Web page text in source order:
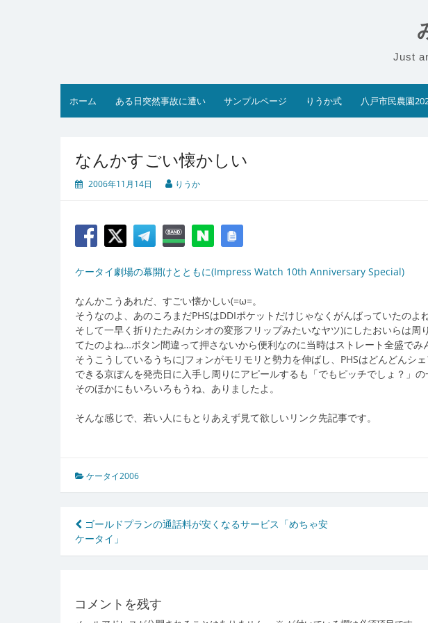
Just
ホーム ある日突然事故に遭い サンプルページ りうか式 八戸市民農園
なんかすごい懐かしい
2006年11月14日 りうか
ケータイ劇場の幕開けとともに(Impress Watch 10th Anniversary Special)
なんかこうあれだ、すごい懐かしい(=ω=。
そうなのよ、あのころまだPHSはDDIポケットだけじゃなくがんばっていたのよね
そして一早く折りたたみ(カシオの変形フリップみたいなヤツ)にしたおいらは周
てたのよね…ボタン間違って押さないから便利なのに当時はストレート全盛でみ
そうこうしているうちにJフォンがモリモリと勢力を伸ばし、PHSはどんどんシ
できる京ぽんを発売日に入手し周りにアピールするも「でもピッチでしょ？」の
そのほかにもいろいろもうね、ありましたよ。
そんな感じで、若い人にもとりあえず見て欲しいリンク先記事です。
ケータイ2006
投
稿
ビ
ゴールドプランの通話料が安くなるサービス「めちゃ安
ケータイ」
コメントを残す